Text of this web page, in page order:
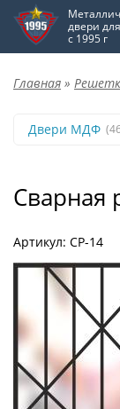
двери
с 1995 г
Главная »
Двери МДФ
Сварная
Артикул: СР-14